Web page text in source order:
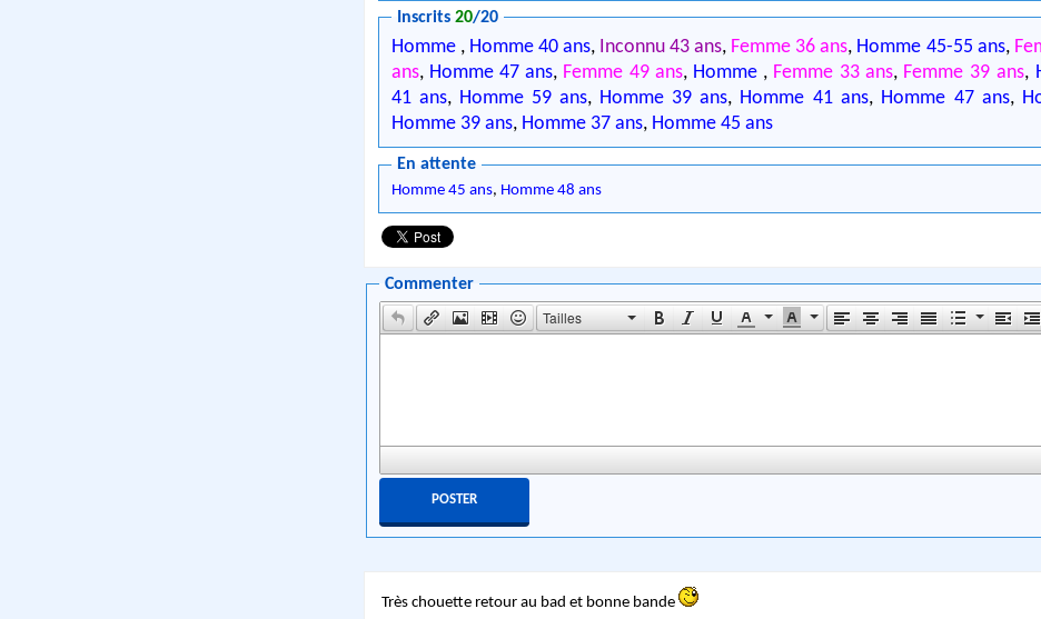
Inscrits20/20
Homme , Homme 40 ans, Inconnu 43 ans, Femme 36 ans, Homme 45-55 ans,
ans, Homme 47 ans, Femme 49 ans, Homme , Femme 33 ans, Femme 39 ans,
41 ans, Homme 59 ans, Homme 39 ans, Homme 41 ans, Homme 47 ans,
Homme 39 ans, Homme 37 ans, Homme 45 ans
En attente
Homme 45 ans, Homme 48 ans
Commenter
Tailles
Très chouette retour au bad et bonne bande